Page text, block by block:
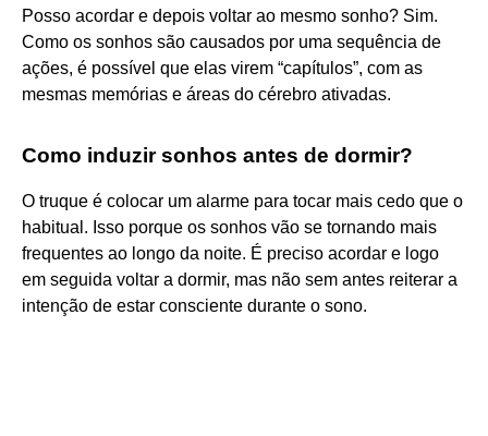
Posso acordar e depois voltar ao mesmo sonho? Sim.
Como os sonhos são causados por uma sequência de
ações, é possível que elas virem “capítulos”, com as
mesmas memórias e áreas do cérebro ativadas.
Como induzir sonhos antes de dormir?
O truque é colocar um alarme para tocar mais cedo que o
habitual. Isso porque os sonhos vão se tornando mais
frequentes ao longo da noite. É preciso acordar e logo
em seguida voltar a dormir, mas não sem antes reiterar a
intenção de estar consciente durante o sono.